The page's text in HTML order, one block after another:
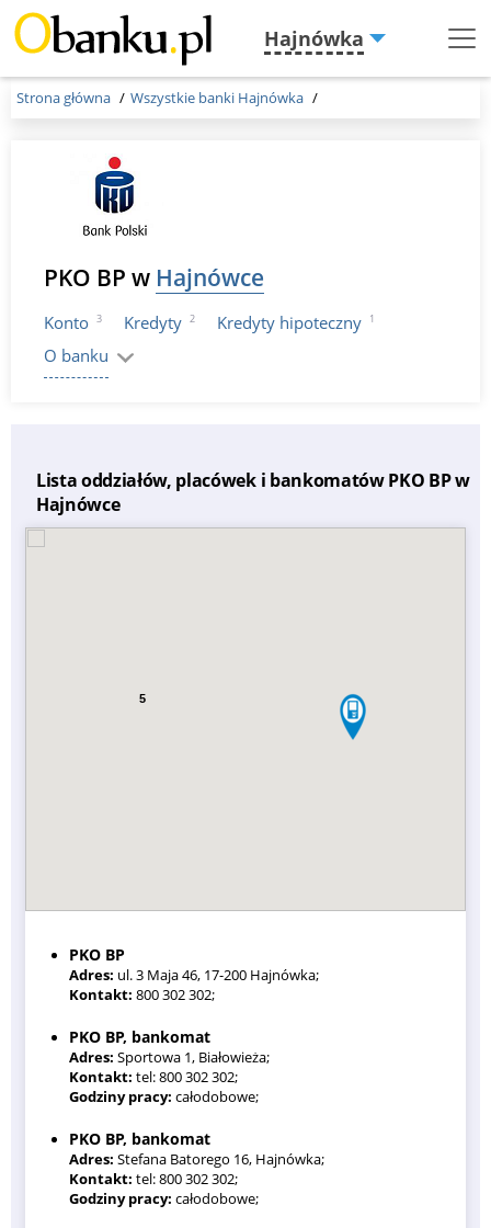
Hajnówka
Menu
Strona główna Wszystkie banki Hajnówka
PKO BP w Hajnówce
Konto 3 Kredyty 2 Kredyty hipoteczny 1
O banku
Lista oddziałów, placówek i bankomatów PKO BP w
Hajnówce
PKO BP
Adres: ul. 3 Maja 46, 17-200 Hajnówka;
Kontakt: 800 302 302;
PKO BP, bankomat
Adres: Sportowa 1, Białowieża;
Kontakt: tel: 800 302 302;
Godziny pracy: całodobowe;
PKO BP, bankomat
Adres: Stefana Batorego 16, Hajnówka;
Kontakt: tel: 800 302 302;
Godziny pracy: całodobowe;
5